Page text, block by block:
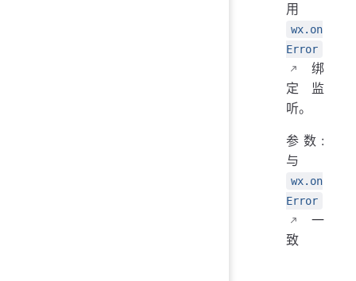
用
wx.on
Error
绑
定监
听。
参数:
与
wx.on
Error
一
致